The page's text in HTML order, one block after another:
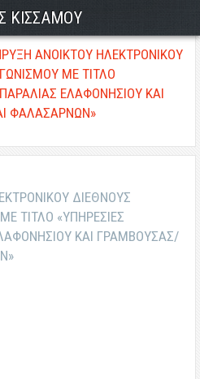
ΑΝΟΙΚΤΟΥ ΗΛΕΚΤΡΟΝΙΚΟΥ
ΜΕ ΤΙΤΛΟ
ΕΛΑΦΟΝΗΣΙΟΥ ΚΑΙ
ΦΑΛΑΣΑΡΝΩΝ»
ΔΙΕΘΝΟΥΣ
ΤΙΤΛΟ «ΥΠΗΡΕΣΙΕΣ
ΚΑΙ ΓΡΑΜΒΟΥΣΑΣ/
ΚΙΣΣΑΜΟΥ